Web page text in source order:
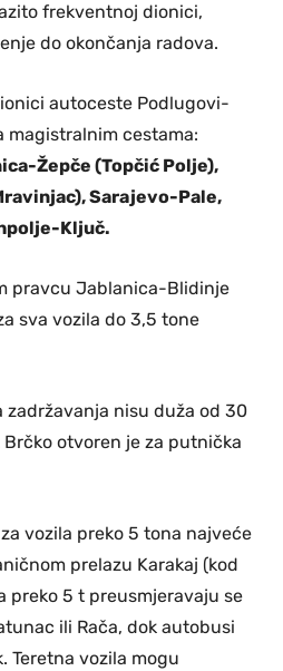
frekventnoj dionici,
do okončanja radova.
autoceste Podlugovi-
magistralnim cestama:
Žepče (Topčić Polje),
Sarajevo-Pale,
Ključ.
pravcu Jablanica-Blidinje
sva vozila do 3,5 tone
zadržavanja nisu duža od 30
otvoren je za putnička
vozila preko 5 tona najveće
prelazu Karakaj (kod
preko 5 t preusmjeravaju se
ili Rača, dok autobusi
Teretna vozila mogu